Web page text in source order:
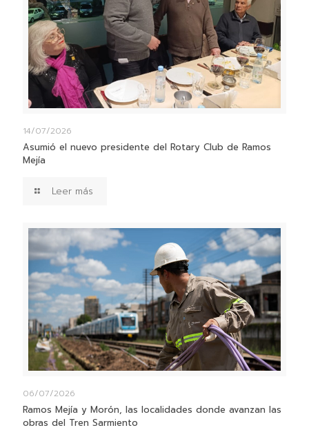
14/07/2026
Asumió el nuevo presidente del Rotary Club de Ramos
Mejía
Leer más
06/07/2026
Ramos Mejía y Morón, las localidades donde avanzan las
obras del Tren Sarmiento